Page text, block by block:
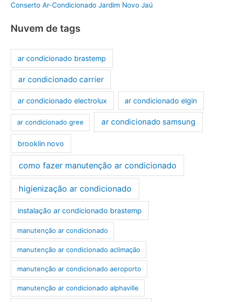
Conserto Ar-Condicionado Jardim Novo Jaú
Nuvem de tags
ar condicionado brastemp
ar condicionado carrier
ar condicionado electrolux ar condicionado elgin
ar condicionado gree ar condicionado samsung
brooklin novo
como fazer manutenção ar condicionado
higienização ar condicionado
instalação ar condicionado brastemp
manutenção ar condicionado
manutenção ar condicionado aclimação
manutenção ar condicionado aeroporto
manutenção ar condicionado alphaville